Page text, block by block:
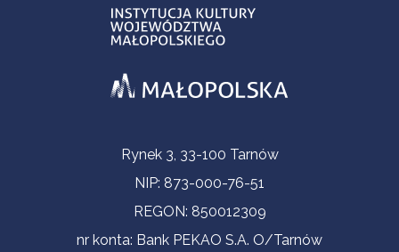
Informacje kontaktoweRynek 3, 33-100 Tarnów
NIP: 873-000-76-51
REGON: 850012309
nr konta: Bank PEKAO S.A. O/Tarnów